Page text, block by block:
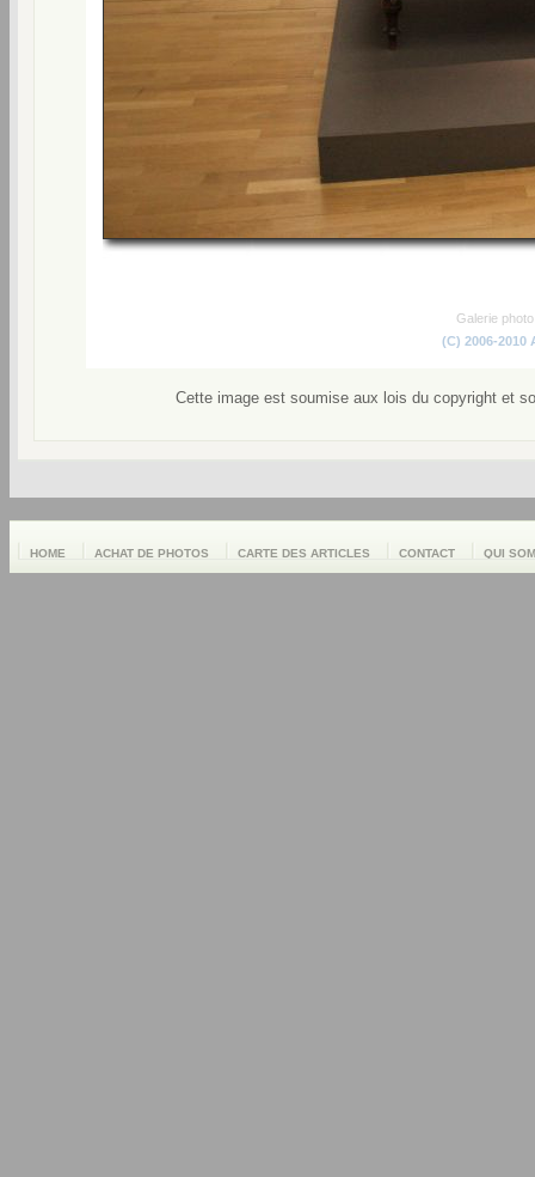
Galerie
(C) 2006-2010
Cette image est soumise aux lois du copyright et
HOME ACHAT DE PHOTOS CARTE DES ARTICLES CONTACT QUI